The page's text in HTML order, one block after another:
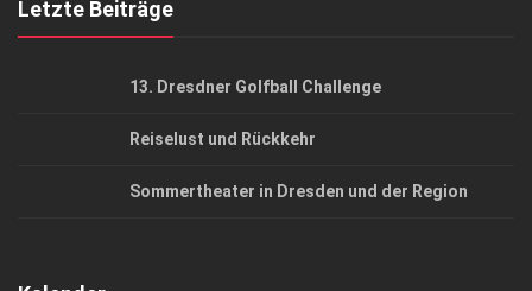
Letzte Beiträge
13. Dresdner Golfball Challenge
Reiselust und Rückkehr
Sommertheater in Dresden und der Region